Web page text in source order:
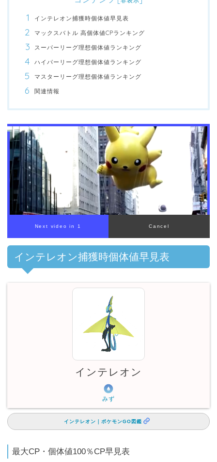
インテレオン捕獲時個体値早見表
マックスバトル 高個体値CPランキング
スーパーリーグ理想個体値ランキング
ハイパーリーグ理想個体値ランキング
マスターリーグ理想個体値ランキング
関連情報
00:00 /01:00
インテレオン捕獲時個体値早見表
インテレオン
みず
インテレオン｜ポケモンGO図鑑
最大CP・個体値100％CP早見表